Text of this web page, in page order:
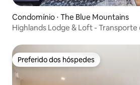
Condomínio ⋅ The Blue Mountains
Highlands Lodge & Loft -
Preferido dos hóspedes
Preferido dos hóspedes